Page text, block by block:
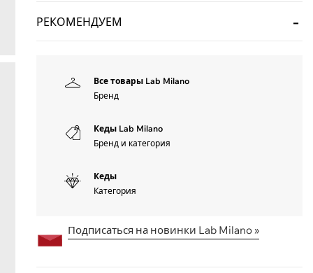
РЕКОМЕНДУЕМ
Все товары Lab Milano
Бренд
Кеды Lab Milano
Бренд и категория
Кеды
Категория
Подписаться на новинки Lab Milano »